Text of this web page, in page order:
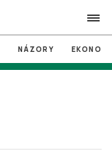
search
NÁZORY